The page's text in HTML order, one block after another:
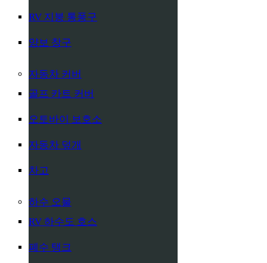
RV 지붕 통풍구
양보 창구
자동차 커버
골프 카트 커버
오토바이 보호소
자동차 덮개
차고
하수 오물
RV 하수도 호스
폐수 탱크